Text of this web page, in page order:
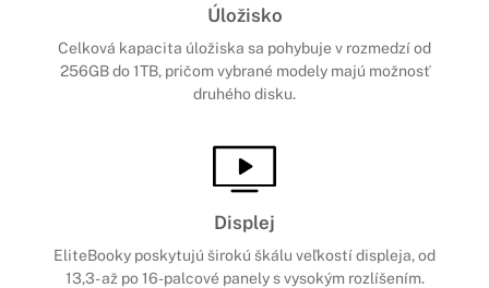
Úložisko
Celková kapacita úložiska sa pohybuje v rozmedzí od
256GB do 1TB, pričom vybrané modely majú možnosť
druhého disku.
Displej
EliteBooky poskytujú širokú škálu veľkostí displeja, od
13,3- až po 16-palcové panely s vysokým rozlíšením.